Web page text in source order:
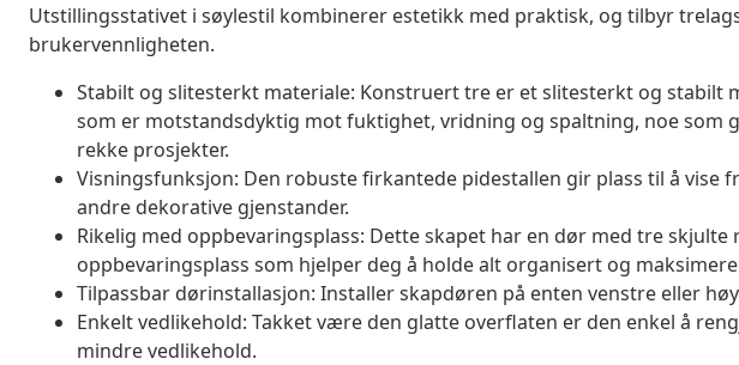
Utstillingsstativet i søylestil kombinerer estetikk med praktisk, og tilbyr
brukervennligheten.
Stabilt og slitesterkt materiale: Konstruert tre er et slitesterkt og stabilt
som er motstandsdyktig mot fuktighet, vridning og spaltning, noe som
rekke prosjekter.
Visningsfunksjon: Den robuste firkantede pidestallen gir plass til å vise
andre dekorative gjenstander.
Rikelig med oppbevaringsplass: Dette skapet har en dør med tre
oppbevaringsplass som hjelper deg å holde alt organisert og
Tilpassbar dørinstallasjon: Installer skapdøren på enten venstre eller
Enkelt vedlikehold: Takket være den glatte overflaten er den enkel å
mindre vedlikehold.